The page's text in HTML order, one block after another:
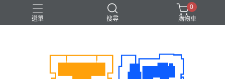
選單 搜尋
0
購物車